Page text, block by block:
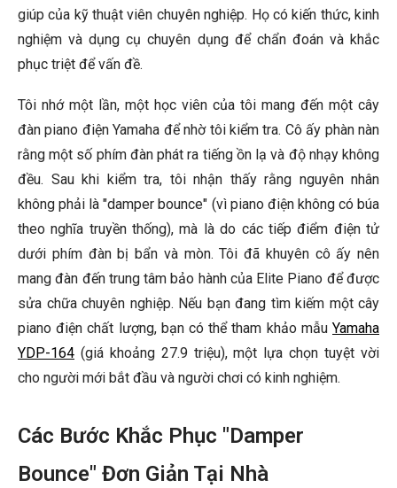
giúp của kỹ thuật viên chuyên nghiệp. Họ có kiến thức, kinh
nghiệm và dụng cụ chuyên dụng để chẩn đoán và khắc
phục triệt để vấn đề.
Tôi nhớ một lần, một học viên của tôi mang đến một cây
đàn piano điện Yamaha để nhờ tôi kiểm tra. Cô ấy phàn nàn
rằng một số phím đàn phát ra tiếng ồn lạ và độ nhạy không
đều. Sau khi kiểm tra, tôi nhận thấy rằng nguyên nhân
không phải là "damper bounce" (vì piano điện không có búa
theo nghĩa truyền thống), mà là do các tiếp điểm điện tử
dưới phím đàn bị bẩn và mòn. Tôi đã khuyên cô ấy nên
mang đàn đến trung tâm bảo hành của Elite Piano để được
sửa chữa chuyên nghiệp. Nếu bạn đang tìm kiếm một cây
piano điện chất lượng, bạn có thể tham khảo mẫu Yamaha
YDP-164 (giá khoảng 27.9 triệu), một lựa chọn tuyệt vời
cho người mới bắt đầu và người chơi có kinh nghiệm.
Các Bước Khắc Phục "Damper
Bounce" Đơn Giản Tại Nhà